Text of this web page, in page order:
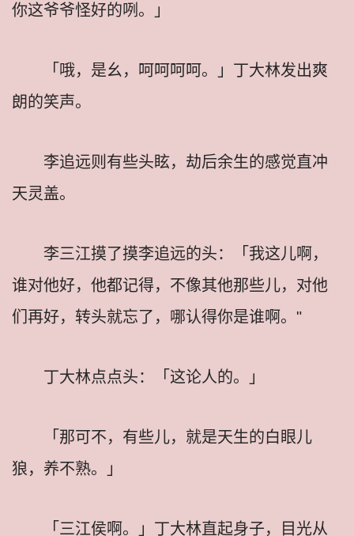
你这爷爷怪好的咧。」
「哦，是幺，呵呵呵呵。」丁大林发出爽
朗的笑声。
李追远则有些头眩，劫后余生的感觉直冲
天灵盖。
李三江摸了摸李追远的头：「我这儿啊，
谁对他好，他都记得，不像其他那些儿，对他
们再好，转头就忘了，哪认得你是谁啊。"
丁大林点点头：「这论人的。」
「那可不，有些儿，就是天生的白眼儿
狼，养不熟。」
「三江侯啊。」丁大林直起身子，目光从